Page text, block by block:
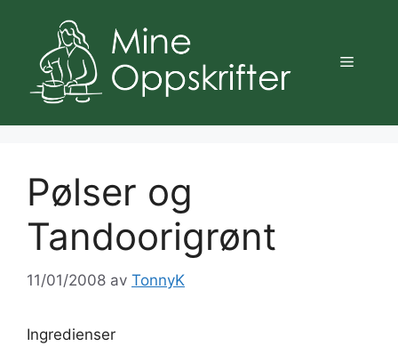
innhold
Meny
Pølser og
Tandoorigrønt
11/01/2008 av TonnyK
Ingredienser